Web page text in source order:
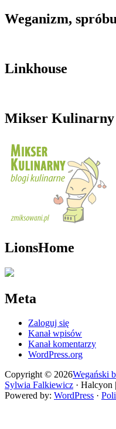
Weganizm,
Linkhouse
Mikser Kulinarny
LionsHome
Meta
Zaloguj się
Kanał wpisów
Kanał komentarzy
WordPress.org
Copyright © 2026Wegański
Sylwia Falkiewicz · Halcyon
Powered by: WordPress ·